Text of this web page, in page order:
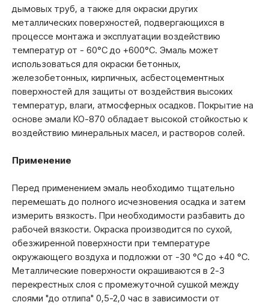
дымовых труб, а также для окраски других
металлических поверхностей, подвергающихся в
процессе монтажа и эксплуатации воздействию
температур от - 60°С до +600°С. Эмаль может
использоваться для окраски бетонных,
железобетонных, кирпичных, асбестоцементных
поверхностей для защиты от воздействия высоких
температур, влаги, атмосферных осадков. Покрытие на
основе эмали КО-870 обладает высокой стойкостью к
воздействию минеральных масел, и растворов солей.
Применение
Перед применением эмаль необходимо тщательно
перемешать до полного исчезновения осадка и затем
измерить вязкость. При необходимости разбавить до
рабочей вязкости. Окраска производится по сухой,
обезжиренной поверхности при температуре
окружающего воздуха и подложки от -30 °С до +40 °С.
Металлические поверхности окрашиваются в 2-3
перекрестных слоя с промежуточной сушкой между
слоями "до отлипа" 0,5-2,0 час в зависимости от